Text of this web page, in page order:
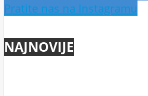
Pratite nas na Instagramu
NAJNOVIJE